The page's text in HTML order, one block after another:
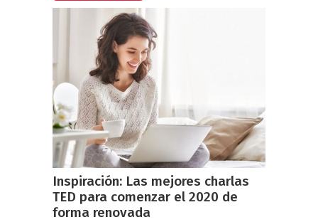
Inspiración: Las mejores charlas
TED para comenzar el 2020 de
forma renovada